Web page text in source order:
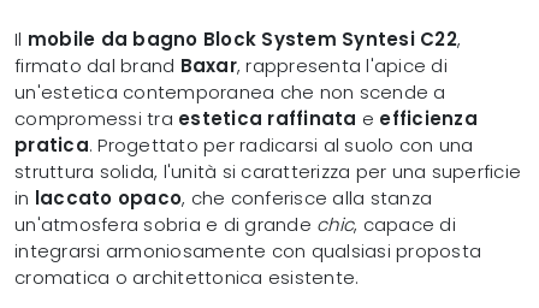
Il mobile da bagno Block System Syntesi C22,
firmato dal brand Baxar, rappresenta l'apice di
un'estetica contemporanea che non scende a
compromessi tra estetica raffinata e efficienza
pratica. Progettato per radicarsi al suolo con una
struttura solida, l'unità si caratterizza per una superficie
in laccato opaco, che conferisce alla stanza
un'atmosfera sobria e di grande chic, capace di
integrarsi armoniosamente con qualsiasi proposta
cromatica o architettonica esistente.